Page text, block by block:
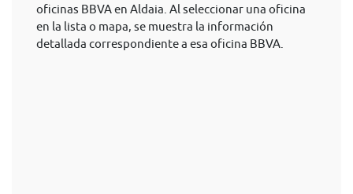
oficinas BBVA en Aldaia. Al seleccionar una oficina
en la lista o mapa, se muestra la información
detallada correspondiente a esa oficina BBVA.